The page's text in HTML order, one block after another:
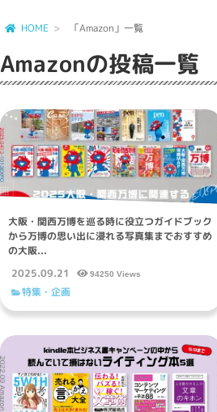
HOME 「Amazon」一覧
Amazonの投稿一覧
大阪・関西万博を巡る時に役立つガイドブック
から万博の思い出に浸れる写真集までおすすめ
の大阪...
2025.09.21
94250 Views
特集・企画